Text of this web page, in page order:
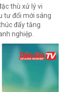
thù xử lý vi
tư đổi mới sáng
đẩy tăng
nghiệp.